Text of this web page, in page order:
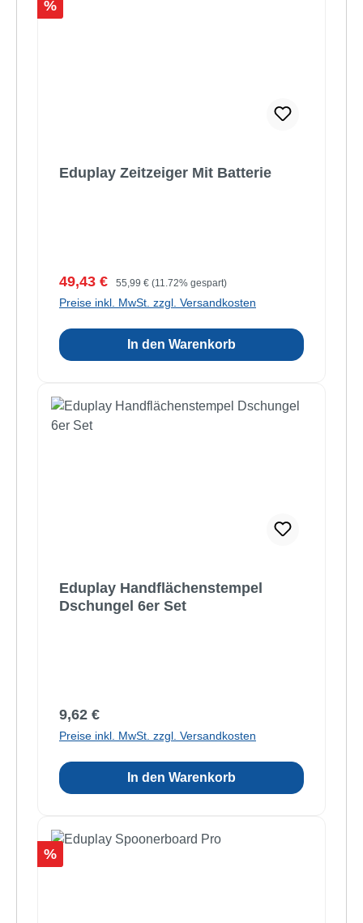
Rabatt
%
Eduplay Zeitzeiger Mit Batterie
Verkaufspreis:
49,43 € Regulärer Preis:
55,99 € (11.72% gespart)
Preise inkl. MwSt. zzgl. Versandkosten
In den Warenkorb
Eduplay Handflächenstempel
Dschungel 6er Set
Regulärer Preis:
9,62 €
Preise inkl. MwSt. zzgl. Versandkosten
In den Warenkorb
Rabatt
%